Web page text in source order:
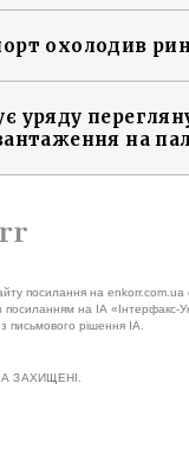
охолодив
уряду
на
посилання на enkorr.com.ua
на ІА «Інтерфакс-
з письмового рішення ІА.
ЗАХИЩЕНІ.